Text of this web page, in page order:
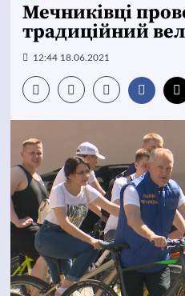
Мечниківці
традиційний
12:44 18.06.2021